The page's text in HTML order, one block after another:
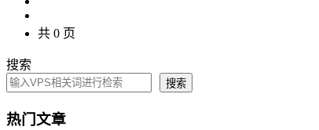
共 0 页
搜索
搜索
热门文章